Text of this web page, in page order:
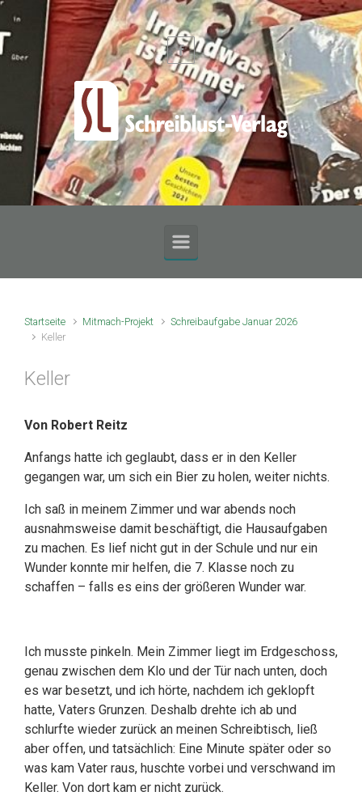
Zum Hauptinhalt springen
Startseite Mitmach-Projekt
Schreibaufgabe Januar 2026
Keller
Keller
Von Robert Reitz
Anfangs hatte ich geglaubt, dass er in den Keller
gegangen war, um sich ein Bier zu holen, weiter nichts.
Ich saß in meinem Zimmer und war abends noch
ausnahmsweise damit beschäftigt, die Hausaufgaben
zu machen. Es lief nicht gut in der Schule und nur ein
Wunder konnte mir helfen, die 7. Klasse noch zu
schaffen – falls es eins der größeren Wunder war.
Ich musste pinkeln. Mein Zimmer liegt im Erdgeschoss,
genau zwischen dem Klo und der Tür nach unten, doch
es war besetzt, und ich hörte, nachdem ich geklopft
hatte, Vaters Grunzen. Deshalb drehte ich ab und
schlurfte wieder zurück an meinen Schreibtisch, ließ
aber offen, und tatsächlich: Eine Minute später oder so
was kam Vater raus, huschte vorbei und verschwand im
Keller. Von dort kam er nicht zurück.